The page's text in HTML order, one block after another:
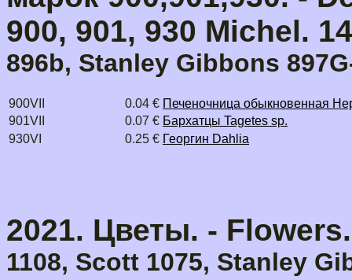
900, 901, 930 Michel.
896b, Stanley Gibbons
900VII 0.04 € Печеночница обыкновенная
901VII
0.07 € Бархатцы Tagetes sp.
930VI
0.25 € Георгин Dahlia
2021. Цветы. -
1108, Scott 1075, Stanley